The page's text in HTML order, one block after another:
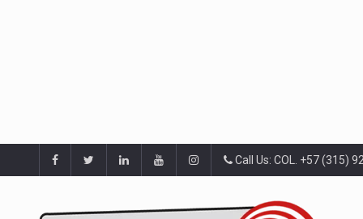
Call Us: COL. +57 (315)